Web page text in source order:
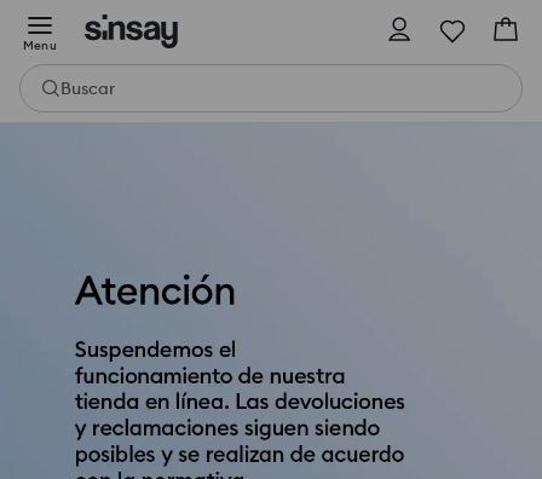
Menu
Buscar